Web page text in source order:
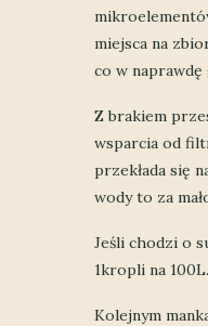
miejsca na
co w
Z brakiem
wsparcia od
przekłada się
wody to za
Jeśli chodzi o
1kropli na
Kolejnym